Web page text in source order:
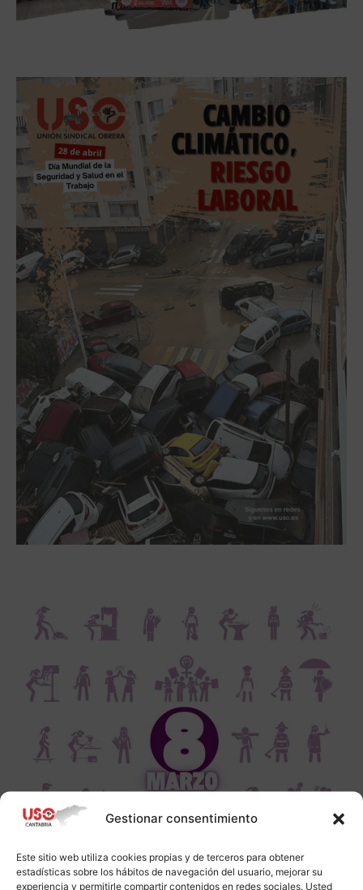
Gestionar consentimiento
Este sitio web utiliza cookies propias y de terceros para obtener
estadísticas sobre los hábitos de navegación del usuario, mejorar su
experiencia y permitirle compartir contenidos en redes sociales. Usted